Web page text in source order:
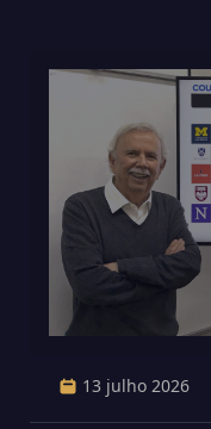
13 julho 2026